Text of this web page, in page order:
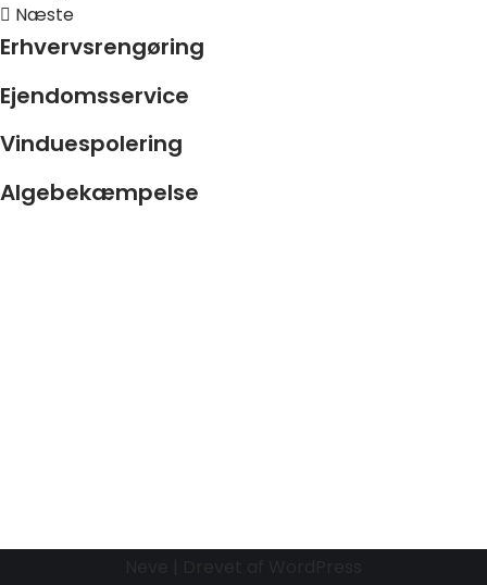
Næste
Erhvervsrengøring
Ejendomsservice
Vinduespolering
Algebekæmpelse